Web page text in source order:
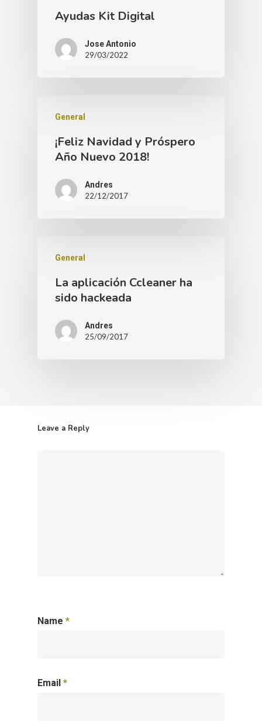
Ayudas Kit Digital
Jose Antonio
29/03/2022
General
¡Feliz Navidad y Próspero
Año Nuevo 2018!
Andres
22/12/2017
General
La aplicación Ccleaner ha
sido hackeada
Andres
25/09/2017
Leave a Reply
Name *
Email *